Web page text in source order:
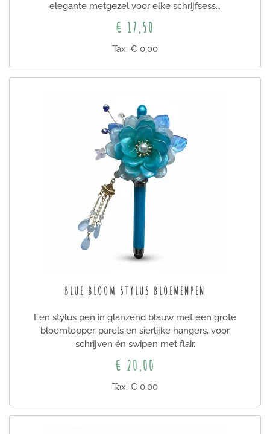
elegante metgezel voor elke schrijfsess…
€ 17,50
Tax: € 0,00
BLUE BLOOM STYLUS BLOEMENPEN
Een stylus pen in glanzend blauw met een grote
bloemtopper, parels en sierlijke hangers, voor
schrijven én swipen met flair.
€ 20,00
Tax: € 0,00